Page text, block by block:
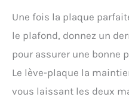
Une fois la plaque
le plafond, donnez un
pour assurer une bonne
Le lève-plaque la
vous laissant les deux